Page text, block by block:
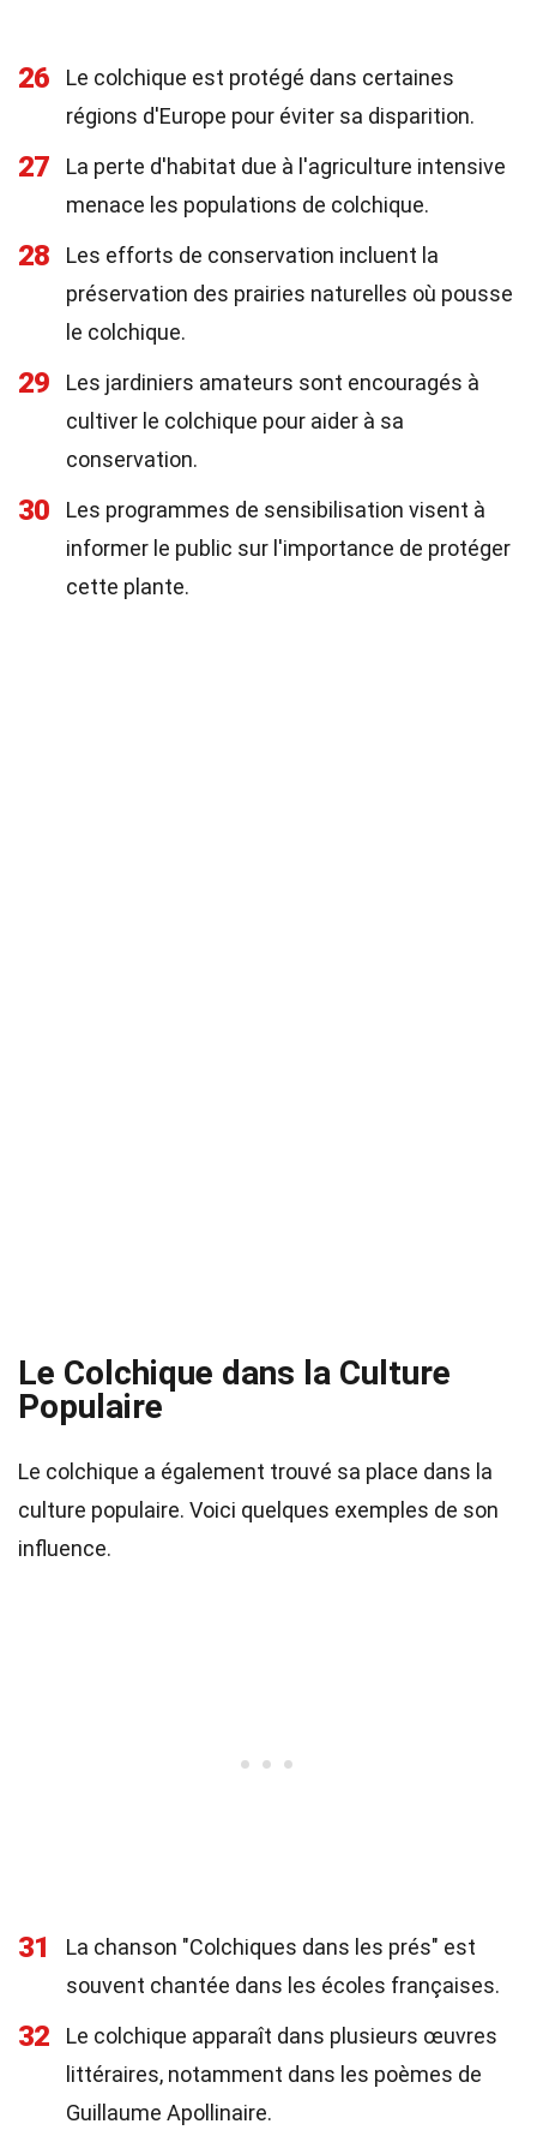
26
Le colchique est protégé dans certaines
régions d'Europe pour éviter sa disparition.
27
La perte d'habitat due à l'agriculture intensive
menace les populations de colchique.
28
Les efforts de conservation incluent la
préservation des prairies naturelles où pousse
le colchique.
29
Les jardiniers amateurs sont encouragés à
cultiver le colchique pour aider à sa
conservation.
30
Les programmes de sensibilisation visent à
informer le public sur l'importance de protéger
cette plante.
Le Colchique dans la Culture
Populaire
Le colchique a également trouvé sa place dans la
culture populaire. Voici quelques exemples de son
influence.
31
La chanson "Colchiques dans les prés" est
souvent chantée dans les écoles françaises.
32
Le colchique apparaît dans plusieurs œuvres
littéraires, notamment dans les poèmes de
Guillaume Apollinaire.